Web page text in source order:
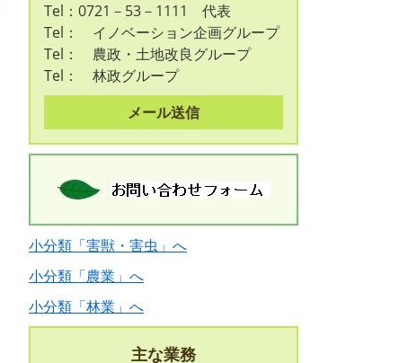
Tel：0721－53－1111
代表
Tel：
イノベーション企画グループ
Tel：
農政・土地改良グループ
Tel：
林政グループ
メール送信
小分類「害獣・害虫」へ
小分類「農業」へ
小分類「林業」へ
主な業務